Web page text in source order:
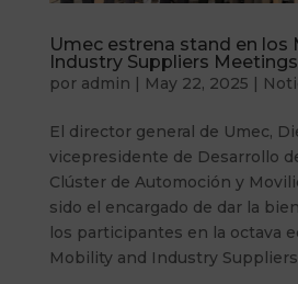
Umec estrena stand en los
Industry Suppliers Meetings
por admin | May 22, 2025 |
El director general de Umec,
vicepresidente de Desarrollo
Clúster de Automoción y
sido el encargado de dar la
los participantes en la octava
Mobility and Industry